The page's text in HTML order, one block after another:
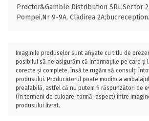
Procter&Gamble Distribution SRL;Sector
Pompei,Nr 9-9A, Cladirea
Imaginile produselor sunt afișate cu titlu de
posibilul să ne asigurăm că informațiile pe care ți
corecte și complete, însă te rugăm să consulți
produsului. Producătorul poate modifica
prealabilă, astfel că nu putem fi răspunzători de
(în termeni de culoare, formă, aspect) între
produsului livrat.